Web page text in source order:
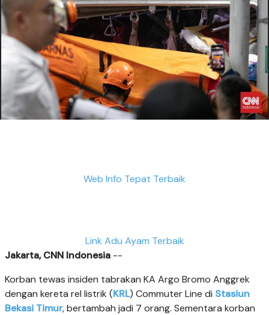
Web Info Tepat Terbaik
Link Adu Ayam Terbaik
Jakarta, CNN Indonesia --
Korban tewas insiden tabrakan KA Argo Bromo Anggrek
dengan kereta rel listrik (KRL) Commuter Line di Stasiun
Bekasi Timur, bertambah jadi 7 orang. Sementara korban